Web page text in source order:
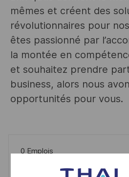
mêmes et créent des
révolutionnaires pour
êtes passionné par
la montée en
et souhaitez prendre
business, alors nous
opportunités pour vous.
0 Emplois